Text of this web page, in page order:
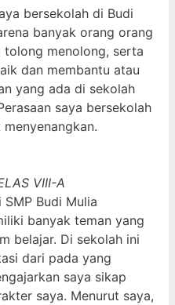
bersekolah di Budi
banyak orang orang
tolong menolong, serta
dan membantu atau
yang ada di sekolah
saya bersekolah
VIII-A
Budi Mulia
banyak teman yang
belajar. Di sekolah ini
dari pada yang
saya sikap
saya. Menurut saya,